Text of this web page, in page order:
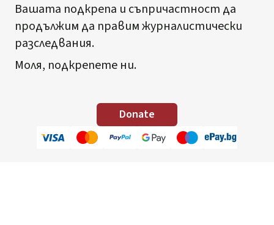
Вашата подкрепа и съпричастност да
продължим да правим журналистически
разследвания.
Моля, подкрепете ни.
Donate